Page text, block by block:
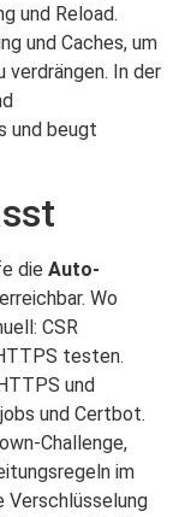
und Reload.
und Caches, um
In der
und beugt
die Auto-
Wo
CSR
testen.
und
und Certbot.
Challenge,
im
Verschlüsselung